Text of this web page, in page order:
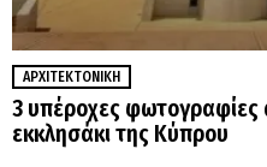
ΑΡΧΙΤΕΚΤΟΝΙΚΉ
3 υπέροχες φωτογραφίες
εκκλησάκι της Κύπρου